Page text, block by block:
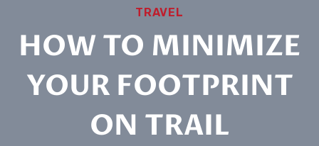
TRAVEL
HOW TO MINIMIZE
YOUR FOOTPRINT
ON TRAIL